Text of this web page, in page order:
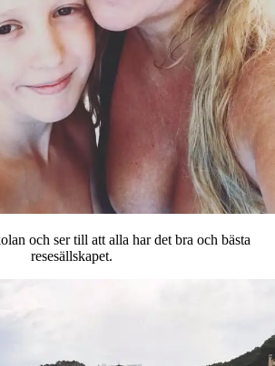
och ser till att alla har det bra och bästa
resesällskapet.